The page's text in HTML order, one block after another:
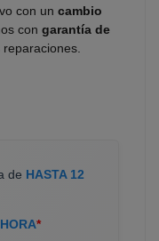
con un cambio
con garantía de
de HASTA 12
*